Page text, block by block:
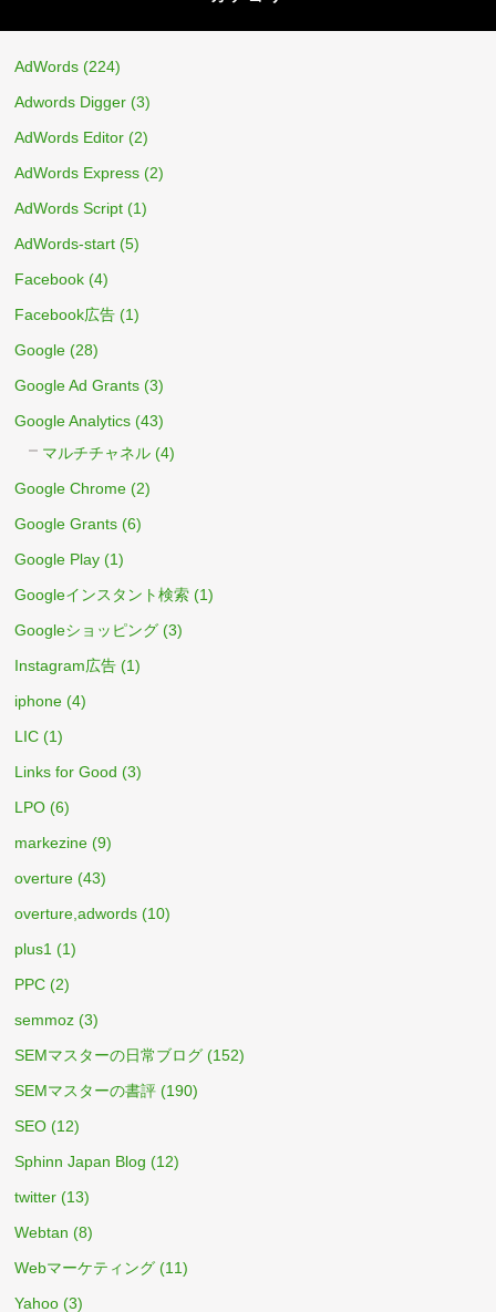
AdWords (224)
Adwords Digger (3)
AdWords Editor (2)
AdWords Express (2)
AdWords Script (1)
AdWords-start (5)
Facebook (4)
Facebook広告 (1)
Google (28)
Google Ad Grants (3)
Google Analytics (43)
マルチチャネル (4)
Google Chrome (2)
Google Grants (6)
Google Play (1)
Googleインスタント検索 (1)
Googleショッピング (3)
Instagram広告 (1)
iphone (4)
LIC (1)
Links for Good (3)
LPO (6)
markezine (9)
overture (43)
overture,adwords (10)
plus1 (1)
PPC (2)
semmoz (3)
SEMマスターの日常ブログ (152)
SEMマスターの書評 (190)
SEO (12)
Sphinn Japan Blog (12)
twitter (13)
Webtan (8)
Webマーケティング (11)
Yahoo (3)